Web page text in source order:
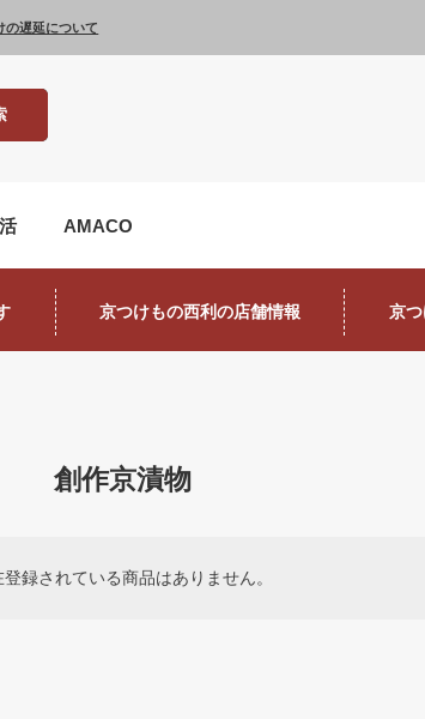
の遅延について
AMACO
京つけもの西利の店舗情報 京
創作京漬物
登録されている商品はありません。